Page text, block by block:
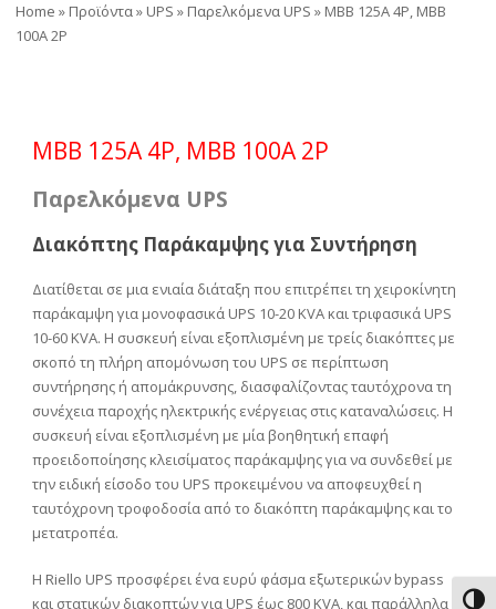
Home » Προϊόντα» UPS » Παρελκόμενα UPS » MBB 125A 4P, MBB
100A 2P
MBB 125A 4P, MBB 100A 2P
Παρελκόμενα UPS
Διακόπτης Παράκαμψης για Συντήρηση
Διατίθεται σε μια ενιαία διάταξη που επιτρέπει τη χειροκίνητη
παράκαμψη για μονοφασικά UPS 10-20 ΚVA και τριφασικά UPS
10-60 ΚVA. Η συσκευή είναι εξοπλισμένη με τρείς διακόπτες με
σκοπό τη πλήρη απομόνωση του UPS σε περίπτωση
συντήρησης ή απομάκρυνσης, διασφαλίζοντας ταυτόχρονα τη
συνέχεια παροχής ηλεκτρικής ενέργειας στις καταναλώσεις. Η
συσκευή είναι εξοπλισμένη με μία βοηθητική επαφή
προειδοποίησης κλεισίματος παράκαμψης για να συνδεθεί με
την ειδική είσοδο του UPS προκειμένου να αποφευχθεί η
ταυτόχρονη τροφοδοσία από το διακόπτη παράκαμψης και το
μετατροπέα.
Η Riello UPS προσφέρει ένα ευρύ φάσμα εξωτερικών bypass
και στατικών διακοπτών για UPS έως 800 ΚVA, και παράλληλα